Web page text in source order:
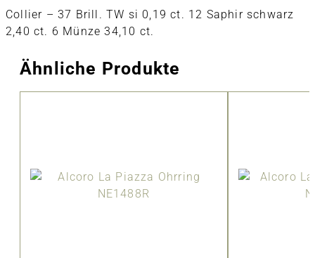
Collier – 37 Brill. TW si 0,19 ct. 12 Saphir schwarz
2,40 ct. 6 Münze 34,10 ct.
Ähnliche Produkte